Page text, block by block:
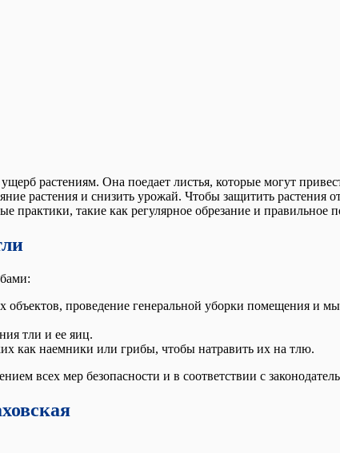
растениям. Она поедает листья, которые могут
растения и снизить урожай. Чтобы защитить растения
практики, такие как регулярное обрезание и правильное
проведение генеральной уборки помещения и
тли и ее яиц.
как наемники или грибы, чтобы натравить их на тлю.
всех мер безопасности и в соответствии с